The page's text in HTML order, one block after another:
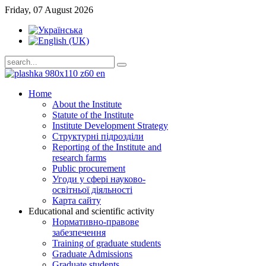
Friday, 07 August 2026
Home
About the Institute
Statute of the Institute
Institute Development Strategy
Структурні підрозділи
Reporting of the Institute and
research farms
Public procurement
Угоди у сфері науково-
освітньої діяльності
Карта сайту
Educational and scientific activity
Нормативно-правове
забезпечення
Training of graduate students
Graduate Admissions